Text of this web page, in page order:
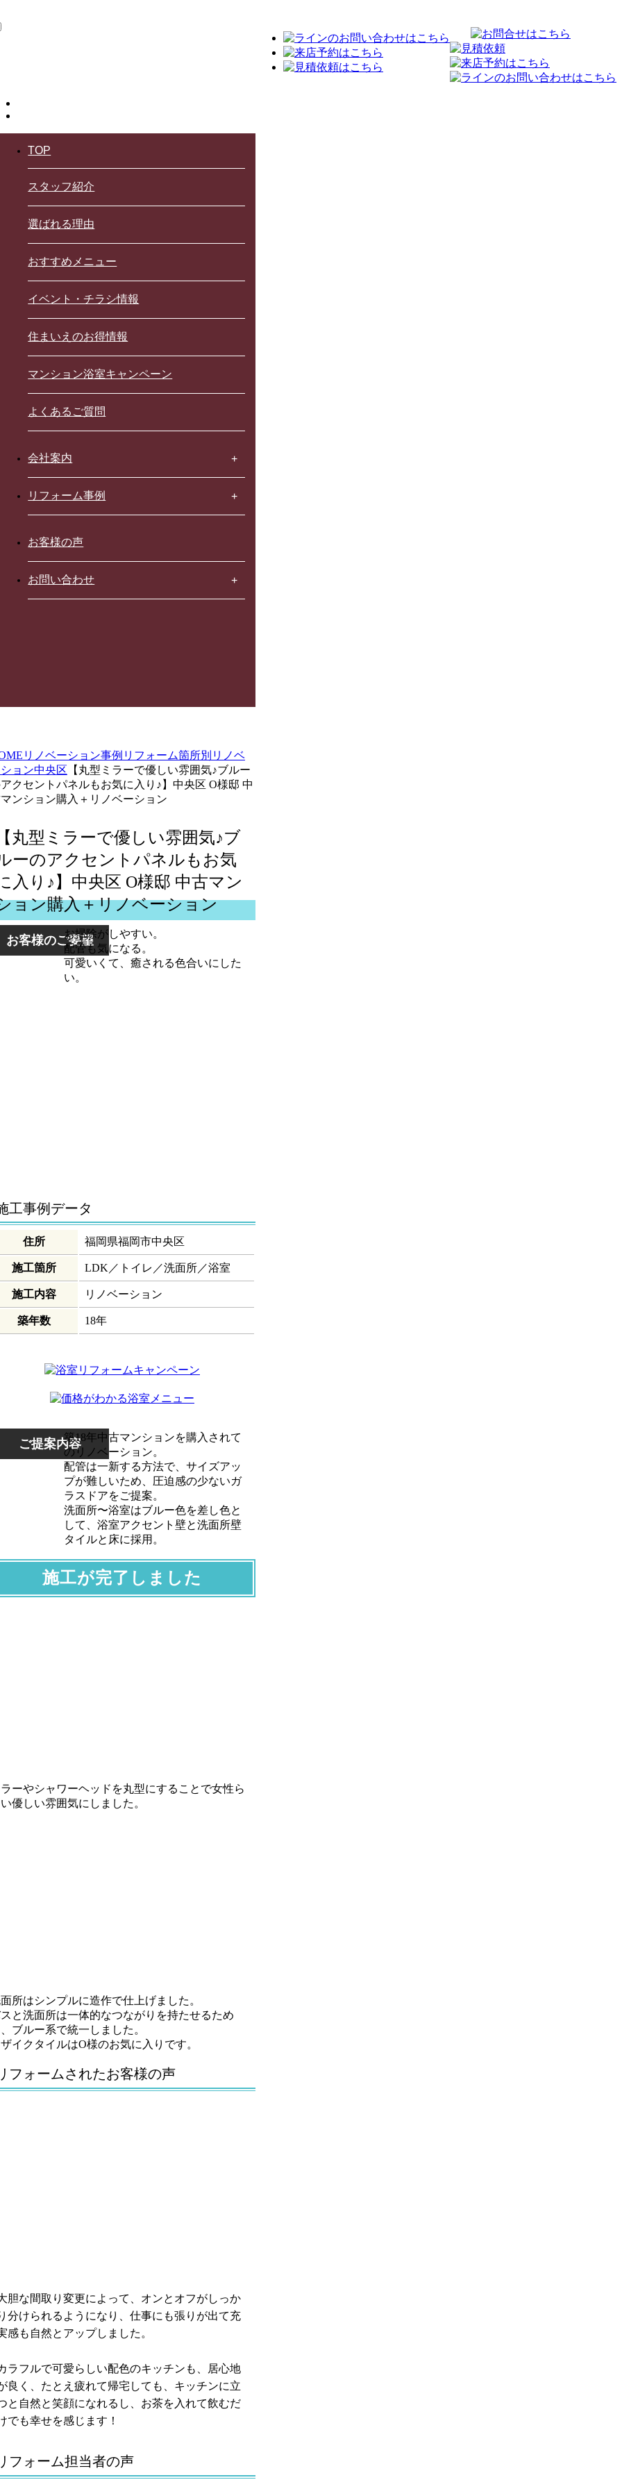
TOP
スタッフ紹介
選ばれる理由
おすすめメニュー
イベント・チラシ情報
住まいえのお得情報
マンション浴室キャンペーン
よくあるご質問
会社案内
リフォーム事例
お客様の声
お問い合わせ
リノベーション事例 リフォーム箇所別 リノベ
ョン中央区 【丸型ミラーで優しい雰囲気♪ブルー
クセントパネルもお気に入り♪】中央区 O様邸 中
ンション購入＋リノベーション
丸型ミラーで優しい雰囲気♪ブ
ーのアクセントパネルもお気
入り♪】中央区 O様邸 中古マン
ョン購入＋リノベーション
お客様のご要望お掃除がしやすい。
配管も気になる。
可愛いくて、癒される色合いにした
い。
工事例データ
住所 福岡県福岡市中央区
施工箇所 LDK／トイレ／洗面所／浴室
施工内容 リノベーション
築年数 18年
ご提案内容築18年中古マンションを購入されて
のリノベーション。
配管は一新する方法で、サイズアッ
プが難しいため、圧迫感の少ないガ
ラスドアをご提案。
洗面所〜浴室はブルー色を差し色と
して、浴室アクセント壁と洗面所壁
タイルと床に採用。
施工が完了しました
ーやシャワーヘッドを丸型にすることで女性ら
優しい雰囲気にしました。
所はシンプルに造作で仕上げました。
と洗面所は一体的なつながりを持たせるため
ブルー系で統一しました。
イクタイルはO様のお気に入りです。
フォームされたお客様の声
胆な間取り変更によって、オンとオフがしっか
分けられるようになり、仕事にも張りが出て充
感も自然とアップしました。
ラフルで可愛らしい配色のキッチンも、居心地
良く、たとえ疲れて帰宅しても、キッチンに立
と自然と笑顔になれるし、お茶を入れて飲むだ
でも幸せを感じます！
フォーム担当者の声